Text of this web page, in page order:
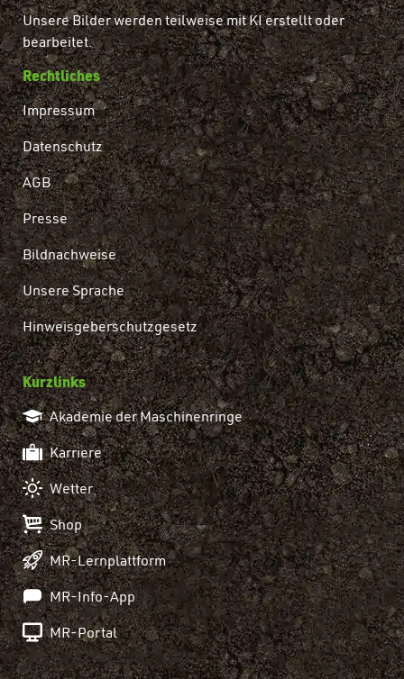
Unsere Bilder werden teilweise mit KI erstellt oder
bearbeitet.
Rechtliches
Impressum
Datenschutz
AGB
Presse
Bildnachweise
Unsere Sprache
Hinweisgeberschutzgesetz
Kurzlinks
Akademie der Maschinenringe
Karriere
Wetter
Shop
MR-Lernplattform
MR-Info-App
MR-Portal